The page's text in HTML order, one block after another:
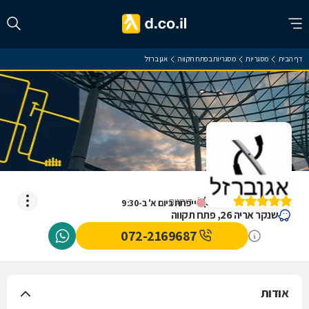
דף הבית מסגריות מסגריות בפתח תקווה אגן ברזל
ייפתח ביום א' ב-9:30
אגן ברזל
(
5
)
5דירוגים
שנקר אריה 26, פתח תקווה
072-2169687
אודות